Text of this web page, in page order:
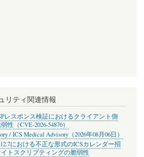
リティ関連情報
レスポンス検証におけるクライアント側
（CVE-2026-54876）
/ ICS Medical Advisory（2026年08月06日）
における不正な形式のICSカレンダー招
トスクリプティングの脆弱性